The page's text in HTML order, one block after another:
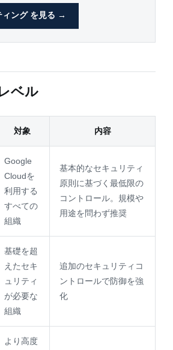
ィング を見る →
ベル
対象 内容
Google
Cloudを
利用する
すべての
組織
基本的なセキュリティ
原則に基づく最低限の
コントロール。規模や
用途を問わず推奨
基礎を超
えたセキ
ュリティ
が必要な
組織
追加のセキュリティコ
ントロールで防御を強
化
より高度